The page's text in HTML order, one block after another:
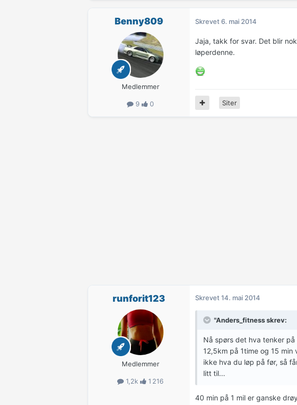
Benny809
Medlemmer
9 0
Skrevet6. mai 2014
Jaja, takk for svar. Det blir
løperdenne.
Siter
runforit123
Medlemmer
1,2k 1 216
Skrevet14. mai 2014
"Anders_fitness skrev:
Nå spørs det hva tenker
12,5km på 1time og 15
ikke hva du løp på før, så
litt til...
40 min på 1 mil er ganske